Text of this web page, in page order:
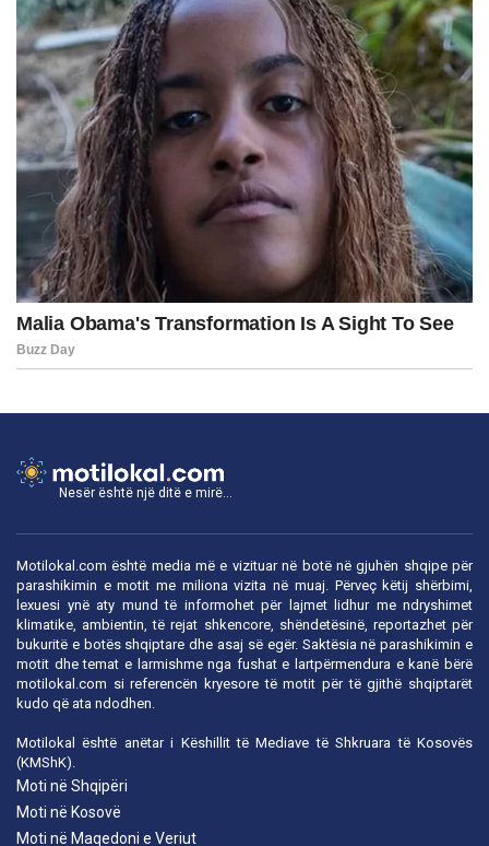
Nesër është një ditë e mirë...
Motilokal.com është media më e vizituar në botë në gjuhën shqipe për
parashikimin e motit me miliona vizita në muaj. Përveç këtij shërbimi,
lexuesi ynë aty mund të informohet për lajmet lidhur me ndryshimet
klimatike, ambientin, të rejat shkencore, shëndetësinë, reportazhet për
bukuritë e botës shqiptare dhe asaj së egër. Saktësia në parashikimin e
motit dhe temat e larmishme nga fushat e lartpërmendura e kanë bërë
motilokal.com si referencën kryesore të motit për të gjithë shqiptarët
kudo që ata ndodhen.
Motilokal është anëtar i Këshillit të Mediave të Shkruara të Kosovës
(KMShK).
Moti në Shqipëri
Moti në Kosovë
Moti në Maqedoni e Veriut